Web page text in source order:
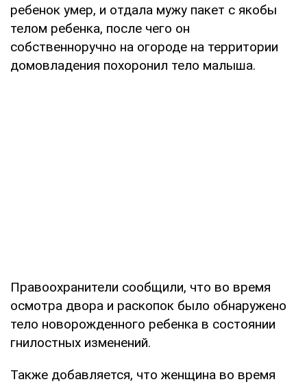
ребенок умер, и отдала мужу пакет с якобы
телом ребенка, после чего он
собственноручно на огороде на территории
домовладения похоронил тело малыша.
Правоохранители сообщили, что во время
осмотра двора и раскопок было обнаружено
тело новорожденного ребенка в состоянии
гнилостных изменений.
Также добавляется, что женщина во время